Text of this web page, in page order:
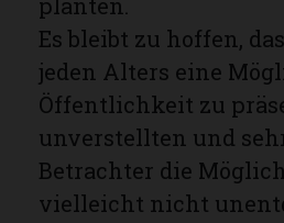
Es bleibt zu hoffen,
jeden Alters eine
Öffentlichkeit zu
unverstellten und
Betrachter die
vielleicht nicht